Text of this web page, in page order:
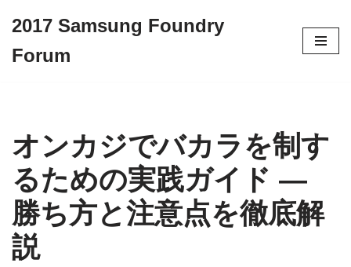
to
2017 Samsung Foundry
Forum
オンカジでバカラを制す
るための実践ガイド —
勝ち方と注意点を徹底解
説